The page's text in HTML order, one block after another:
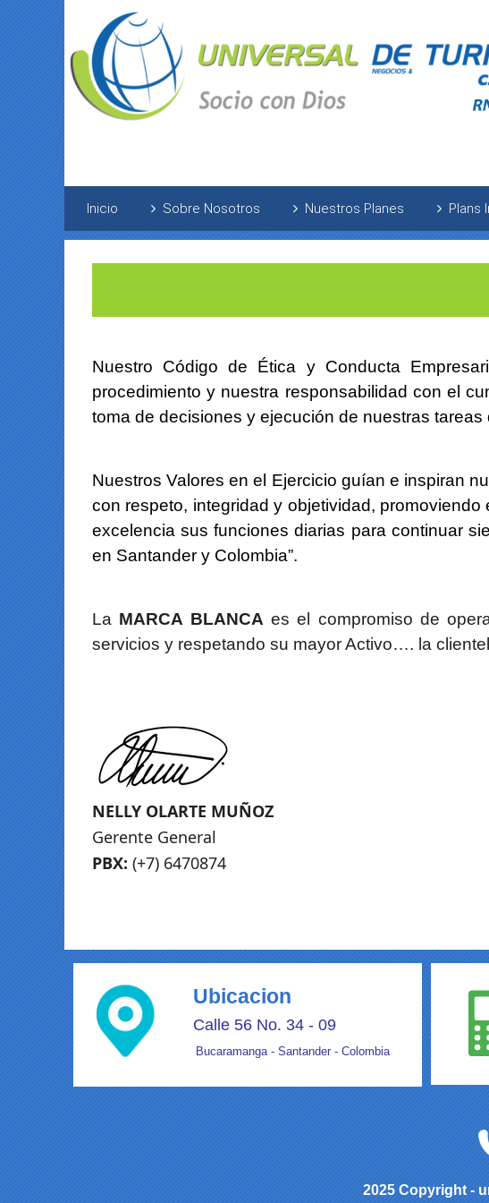
Inicio Sobre Nosotros Nuestros Planes Plans
Nuestro Código de Ética y Conducta
procedimiento y nuestra responsabilidad con el
toma de decisiones y ejecución de nuestras tareas
Nuestros Valores en el Ejercicio guían e inspiran
con respeto, integridad y objetividad,
excelencia sus funciones diarias para continuar
en Santander y Colombia”.
La MARCA BLANCA es el compromiso de
servicios y respetando su mayor Activo…. la
NELLY OLARTE MUÑOZ
Gerente General
PBX: (+7) 6470874
Ubicacion
Calle 56 No. 34 - 09
Bucaramanga - Santander - Colombia
2025 Copyright -